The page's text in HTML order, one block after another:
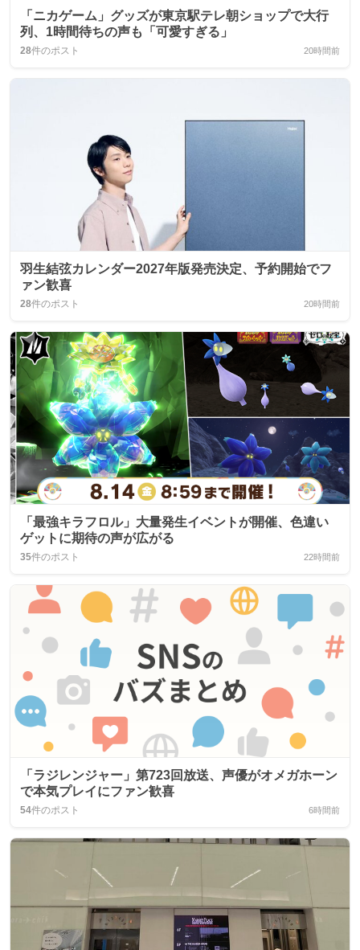
「ニカゲーム」グッズが東京駅テレ朝ショップで大行
列、1時間待ちの声も「可愛すぎる」
28件のポスト 20時間前
羽生結弦カレンダー2027年版発売決定、予約開始でフ
ァン歓喜
28件のポスト 20時間前
「最強キラフロル」大量発生イベントが開催、色違い
ゲットに期待の声が広がる
35件のポスト 22時間前
「ラジレンジャー」第723回放送、声優がオメガホーン
で本気プレイにファン歓喜
54件のポスト 6時間前